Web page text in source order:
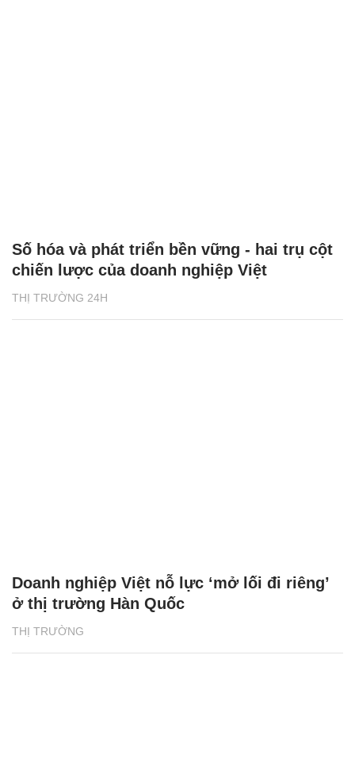
THỊ TRƯỜNG 24H
Số hóa và phát triển bền vững - hai trụ cột
chiến lược của doanh nghiệp Việt
THỊ TRƯỜNG
Doanh nghiệp Việt nỗ lực ‘mở lối đi riêng’
ở thị trường Hàn Quốc